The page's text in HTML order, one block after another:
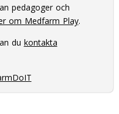
pedagoger och
om Medfarm Play.
du kontakta